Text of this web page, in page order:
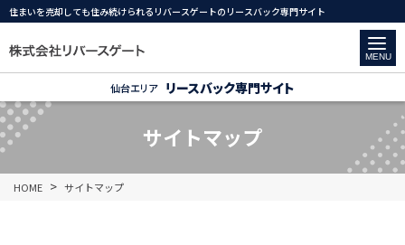
住まいを売却しても住み続けられるリバースゲートのリースバック専門サイト
MENU
仙台エリア リースバック専門サイト
HOME サイトマップ
サイトマップ